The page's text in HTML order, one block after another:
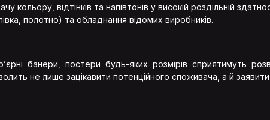
Час роботи: Пн-Пт: 09:00-18:00
Сб: 10:00-15:00 Нд: Вихідний
Напишіть нам:
manager@reclamaster.com.ua
відтінків та напівтонів у високій роздільній
полотно) та обладнання відомих виробників.
банери, постери будь-яких розмірів сприятимуть
не лише зацікавити потенційного споживача, а й